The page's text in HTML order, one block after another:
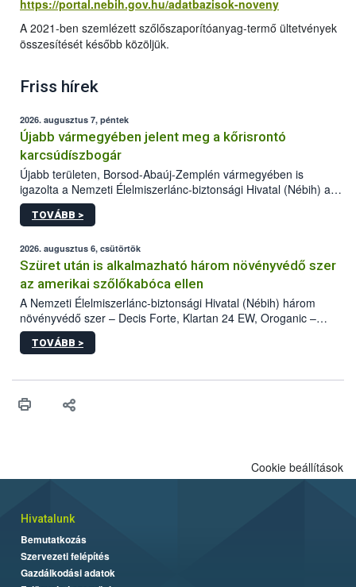
https://portal.nebih.gov.hu/adatbazisok-noveny
A 2021-ben szemlézett szőlőszaporítóanyag-termő ültetvények
összesítését később közöljük.
Friss hírek
2026. augusztus 7, péntek
Újabb vármegyében jelent meg a kőrisrontó
karcsúdíszbogár
Újabb területen, Borsod-Abaúj-Zemplén vármegyében is
igazolta a Nemzeti Élelmiszerlánc-biztonsági Hivatal (Nébih) a
kőrisrontó karcsúdíszbogár (Agrilus planipennis) jelenlétét. A
kártevőt nem csak színcsapdában találták meg, de már fertőzött
az intenzív felderítést, emellett az intézkedéseket a szlovák
hatósággal is összehangolják a terjedés megállítása érdekében.
TOVÁBB >
2026. augusztus 6, csütörtök
Szüret után is alkalmazható három növényvédő szer
az amerikai szőlőkabóca ellen
A Nemzeti Élelmiszerlánc-biztonsági Hivatal (Nébih) három
növényvédő szer – Decis Forte, Klartan 24 EW, Oroganic –
engedélyokiratát módosította, így azok a szüretet követően,
egészen a vesszőérettség (BBCH 91) stádiumáig
érésű szőlőkben is legyen lehetőség a károsító elleni további
felhasználók számára is elérhető és ökológiai termesztésben is
TOVÁBB >
Cookie beállítások
Hivatalunk
Bemutatkozás
Szervezeti felépítés
Gazdálkodási adatok